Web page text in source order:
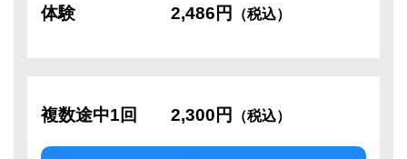
体験 2,486円 （税込）
複数途中1回 2,300円 （税込）